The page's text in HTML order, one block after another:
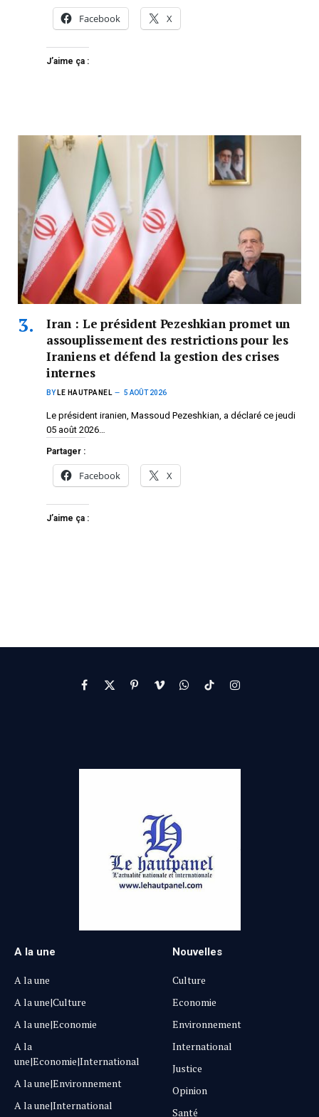
Facebook X
J’aime ça :
Iran : Le président Pezeshkian promet un
assouplissement des restrictions pour les
Iraniens et défend la gestion des crises
internes
BY LE HAUTPANEL 5 AOÛT 2026
Le président iranien, Massoud Pezeshkian, a déclaré ce jeudi
05 août 2026…
Partager :
Facebook X
J’aime ça :
Facebook
X
PinterestVimeoWhatsApp
TikTokInstagram
A la une
A la une
A la une|Culture
A la une|Economie
A la
une|Economie|International
A la une|Environnement
A la une|International
Nouvelles
Culture
Economie
Environnement
International
Justice
Opinion
Santé